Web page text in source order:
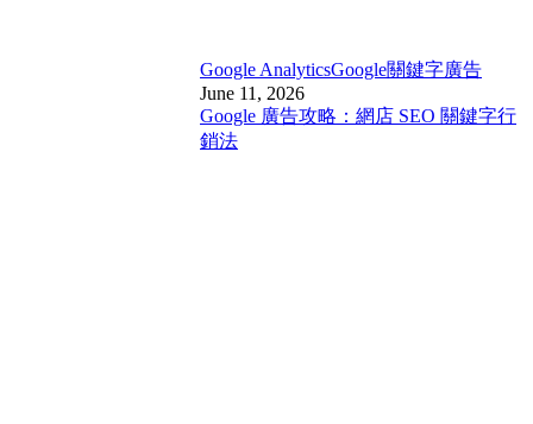
Google AnalyticsGoogle關鍵字廣告
June 11, 2026
Google 廣告攻略：網店 SEO 關鍵字行
銷法